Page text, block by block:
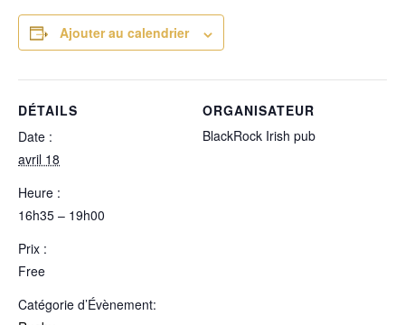
Ajouter au calendrier
DÉTAILS
Date :
avril 18
Heure :
16h35 – 19h00
Prix :
Free
Catégorie d’Évènement:
ORGANISATEUR
BlackRock Irish pub